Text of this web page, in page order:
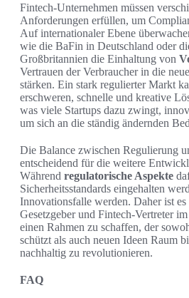
Fintech-Unternehmen müssen
Anforderungen erfüllen, um
Auf internationaler Ebene
wie die BaFin in Deutschland oder
Großbritannien die Einhaltung von
Vertrauen der Verbraucher in die
stärken. Ein stark regulierter Markt
erschweren, schnelle und kreative
was viele Startups dazu zwingt,
um sich an die ständig ändernden
Die Balance zwischen Regulierung
entscheidend für die weitere
Während regulatorische Aspekte
Sicherheitsstandards eingehalten
Innovationsfalle werden. Daher ist
Gesetzgeber und Fintech-Vertreter
einen Rahmen zu schaffen, der
schützt als auch neuen Ideen Raum
nachhaltig zu revolutionieren.
FAQ